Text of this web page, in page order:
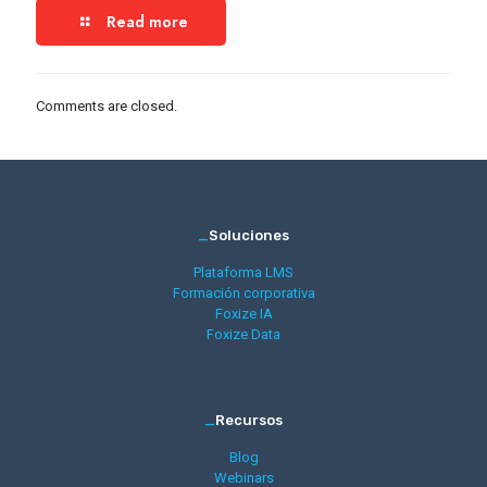
Read more
Comments are closed.
Soluciones
Plataforma LMS
Formación corporativa
Foxize IA
Foxize Data
Recursos
Blog
Webinars